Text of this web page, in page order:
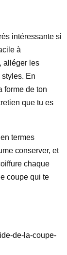
intéressante si
à
alléger les
styles. En
forme de ton
que tu es
termes
conserver, et
chaque
coupe qui te
de-la-coupe-